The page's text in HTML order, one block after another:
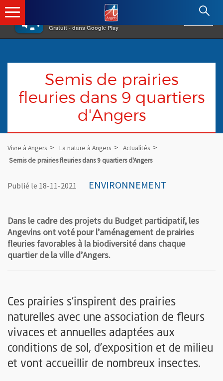
×
Gratuit - dans Google Play
Angers.fr : Retour à l'accueil
Semis de prairies
fleuries dans 9 quartiers
d'Angers
Vivre à Angers La nature à Angers
Actualités
Semis de prairies fleuries dans 9 quartiers d'Angers
Publié le 18-11-2021 ENVIRONNEMENT
Dans le cadre des projets du Budget participatif, les
Angevins ont voté pour l’aménagement de prairies
fleuries favorables à la biodiversité dans chaque
quartier de la ville d’Angers.
Ces prairies s’inspirent des prairies
naturelles avec une association de fleurs
vivaces et annuelles adaptées aux
conditions de sol, d’exposition et de milieu
et vont accueillir de nombreux insectes.